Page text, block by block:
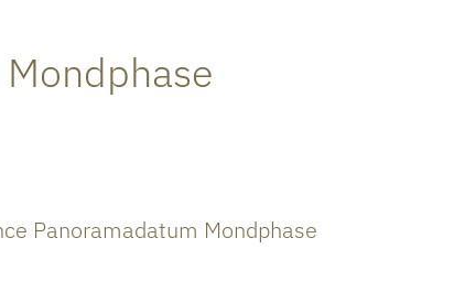
Panoramadatum Mondphase